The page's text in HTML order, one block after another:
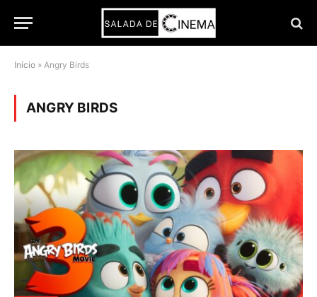
Início » Angry Birds
ANGRY BIRDS